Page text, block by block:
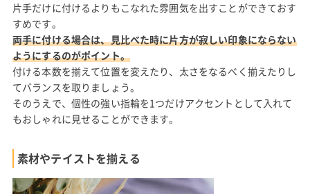
片手だけに付けるよりもこなれた雰囲気を出すことができておす
すめです。
両手に付ける場合は、見比べた時に片方が寂しい印象にならない
ようにするのがポイント。
付ける本数を揃えて位置を変えたり、太さをなるべく揃えたりし
てバランスを取りましょう。
そのうえで、個性の強い指輪を1つだけアクセントとして入れて
もおしゃれに見せることができます。
素材やテイストを揃える